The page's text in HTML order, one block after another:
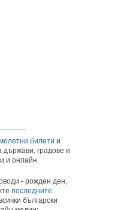
билети и
градове и
и онлайн
- рожден ден,
последните
български